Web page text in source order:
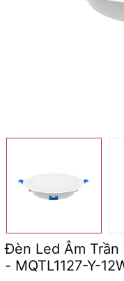
Đèn Led Âm Trần
- MQTL1127-Y-